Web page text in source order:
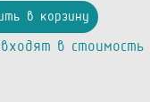
в корзину
входят в стоимость